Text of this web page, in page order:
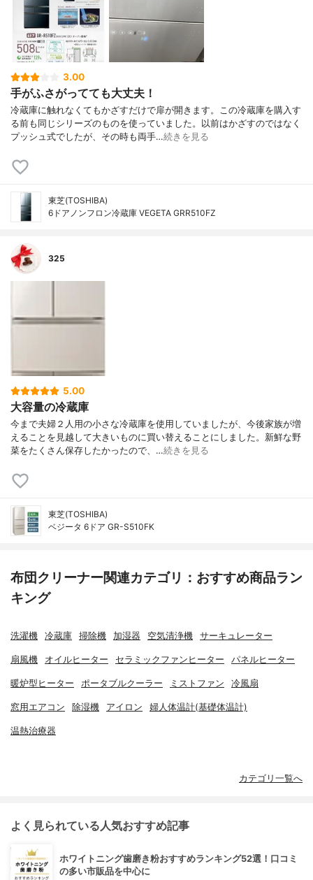
3.00
手がふさがってても大丈夫！
冷蔵庫に触れなくてもかざすだけで扉が開きます。この冷蔵庫を購入す
る前も同じシリーズのものを使っていました。以前はかざすのではなく
プッシュ式でしたが、その時も両手…続きを見る
東芝(TOSHIBA)
6ドアノンフロン冷蔵庫 VEGETA GRR510FZ
325
5.00
大容量の冷蔵庫
今まで夫婦２人用の小さな冷蔵庫を使用していましたが、今後家族が増
えることを見越して大きいものに買い替えることにしました。新鮮な野
菜をたくさん保存したかったので、…続きを見る
東芝(TOSHIBA)
ベジータ 6ドア GR-S510FK
布団クリーナー関連カテゴリ：おすすめ商品ラン
キング
洗濯機 冷蔵庫 掃除機 加湿器 空気清浄機 サーキュレーター
扇風機 オイルヒーター セラミックファンヒーター パネルヒーター
暖炉型ヒーター ポータブルクーラー ミストファン 冷風扇
窓用エアコン 除湿機 アイロン 婦人体温計(基礎体温計)
温熱治療器
カテゴリ一覧へ
よく見られている人気おすすめ記事
ホワイトニング歯磨き粉おすすめランキング52選！口コミ
の多い市販品を中心に